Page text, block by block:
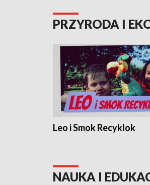
PRZYRODA I
Leo i Smok Recyklok
NAUKA I